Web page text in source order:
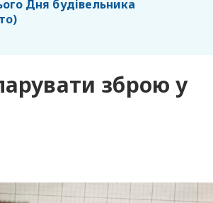
Дня будівельника
зброю у